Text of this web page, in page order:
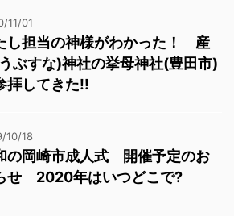
11/01
し担当の神様がわかった！ 産
ぶすな)神社の挙母神社(豊田市)
拝してきた!!
10/18
の岡崎市成人式 開催予定のお
せ 2020年はいつどこで?